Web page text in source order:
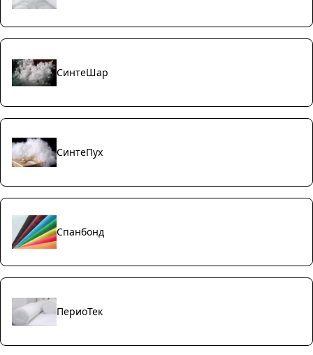
СинтеШар
СинтеПух
Спанбонд
ПериоТек